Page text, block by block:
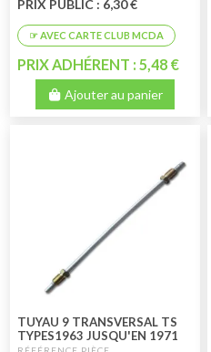
PRIX PUBLIC : 6,30 €
PRIX ADHÉRENT : 5,48 €
Ajouter au panier
TUYAU 9 TRANSVERSAL TS
TYPES1963 JUSQU'EN 1971